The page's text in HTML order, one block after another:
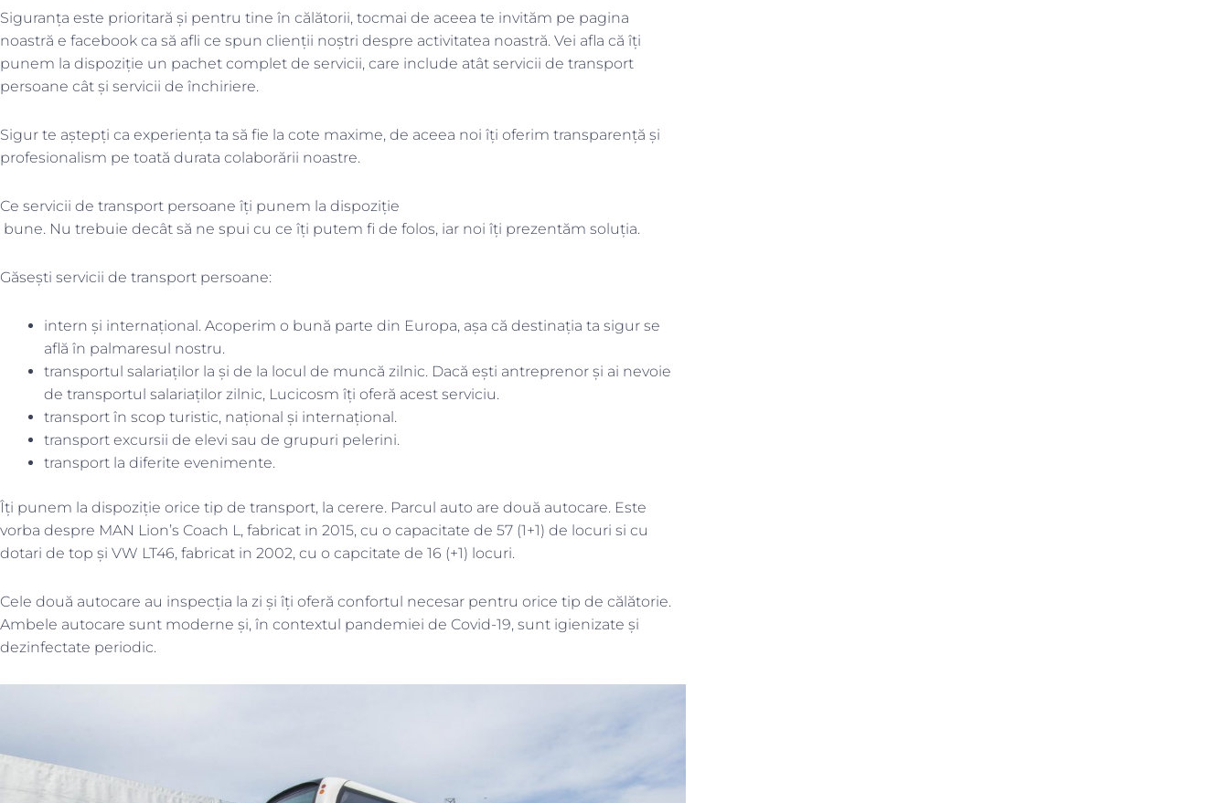
Siguranța este prioritară și pentru tine în călătorii, tocmai de aceea te invităm pe pagina
noastră e facebook ca să afli ce spun clienții noștri despre activitatea noastră. Vei afla că îți
punem la dispoziție un pachet complet de servicii, care include atât servicii de transport
persoane cât și servicii de închiriere.
Sigur te aștepți ca experiența ta să fie la cote maxime, de aceea noi îți oferim transparență și
profesionalism pe toată durata colaborării noastre.
Ce servicii de transport persoane îți punem la dispoziție
bune. Nu trebuie decât să ne spui cu ce îți putem fi de folos, iar noi îți prezentăm soluția.
Găsești servicii de transport persoane:
intern și internațional. Acoperim o bună parte din Europa, așa că destinația ta sigur se
află în palmaresul nostru.
transportul salariaților la și de la locul de muncă zilnic. Dacă ești antreprenor și ai nevoie
de transportul salariaților zilnic, Lucicosm îți oferă acest serviciu.
transport în scop turistic, național și internațional.
transport excursii de elevi sau de grupuri pelerini.
transport la diferite evenimente.
Îți punem la dispoziție orice tip de transport, la cerere. Parcul auto are două autocare. Este
vorba despre MAN Lion’s Coach L, fabricat in 2015, cu o capacitate de 57 (1+1) de locuri si cu
dotari de top și VW LT46, fabricat in 2002, cu o capcitate de 16 (+1) locuri.
Cele două autocare au inspecția la zi și îți oferă confortul necesar pentru orice tip de călătorie.
Ambele autocare sunt moderne și, în contextul pandemiei de Covid-19, sunt igienizate și
dezinfectate periodic.